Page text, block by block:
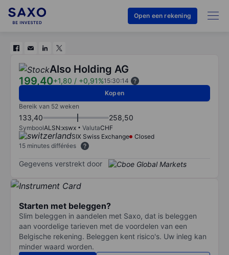
Open een rekening
Also Holding AG
199,40+1,80 / +0,91%15:30:14
Kopen
Bereik van 52 weken
133,40 258,50
SymboolALSN:xswx ValutaCHF
SIX Swiss Exchange
Closed
15 minutes différées
Gegevens verstrekt door
Starten met beleggen?
Slim beleggen in aandelen met Saxo, dat is beleggen
aan voordelige tarieven met de voordelen van een
Belgische rekening. Beleggen kent risico's. Uw inleg kan
minder waard worden.